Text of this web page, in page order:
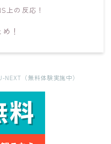
上の反応！
！
（無料体験実施中）